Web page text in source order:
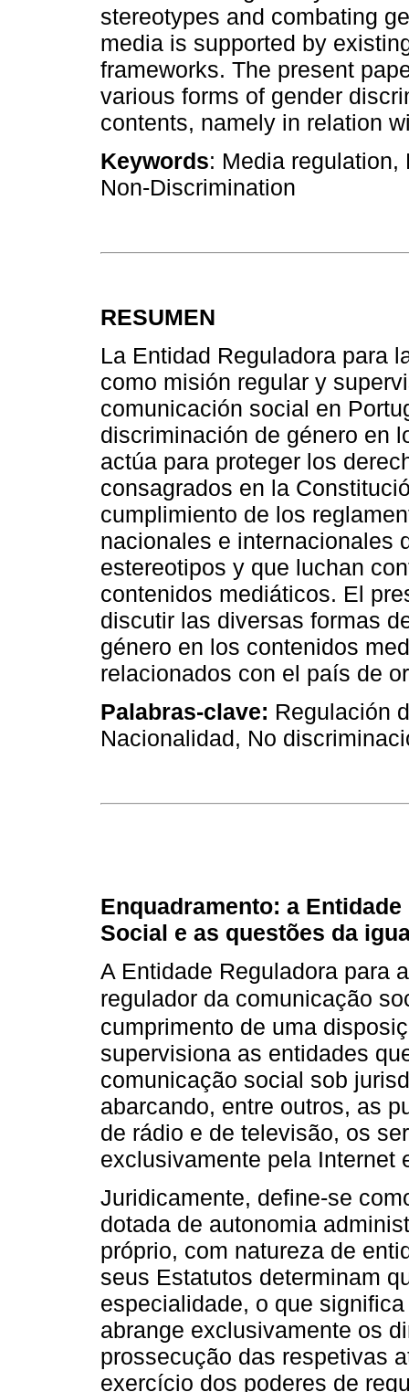
stereotypes and combating
media is supported by
frameworks. The present
various forms of gender
contents, namely in relation
Keywords: Media regulation,
Non‑Discrimination
RESUMEN
La Entidad Reguladora para
como misión regular y
comunicación social en
discriminación de género en
actúa para proteger los
consagrados en la
cumplimiento de los
nacionales e internacionales
estereotipos y que luchan
contenidos mediáticos. El
discutir las diversas formas
género en los contenidos
relacionados con el país de
Palabras‑clave: Regulación
Nacionalidad, No
Enquadramento: a
Social e as questões da
A Entidade Reguladora para
regulador da comunicação
cumprimento de uma
supervisiona as entidades
comunicação social sob
abarcando, entre outros, as
de rádio e de televisão, os
exclusivamente pela Internet
Juridicamente, define‑se
dotada de autonomia
próprio, com natureza de
seus Estatutos determinam
especialidade, o que
abrange exclusivamente os
prossecução das respetivas
exercício dos poderes de